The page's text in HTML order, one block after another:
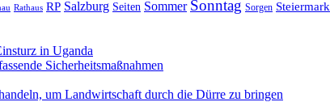
Rathaus RP Salzburg Seiten Sommer Sonntag Sorgen Steiermark
in Uganda
Sicherheitsmaßnahmen
um Landwirtschaft durch die Dürre zu bringen